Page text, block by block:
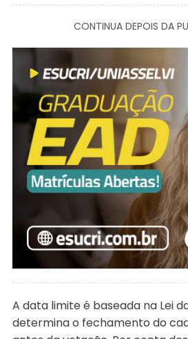
CONTINUA DEPOIS DA
A data limite é baseada na Lei
determina o fechamento do